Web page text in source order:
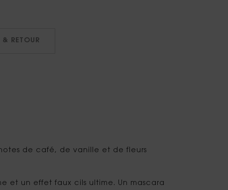
RETOUR
de café, de vanille et de fleurs
et un effet faux cils ultime. Un mascara